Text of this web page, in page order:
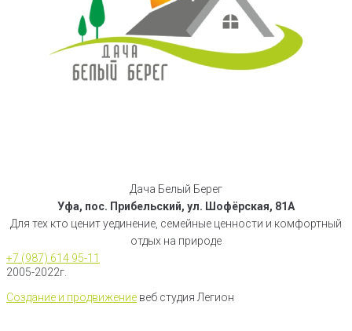
Дача Белый Берег
Уфа, пос. Прибельский, ул. Шофёрская, 81А
Для тех кто ценит уединение, семейные ценности и комфортный
отдых на природе
+7 (987) 614 95-11
2005-2022г.
Создание и продвижение веб студия Легион